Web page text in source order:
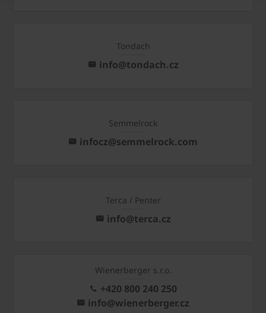
Tondach
info@tondach.cz
Semmelrock
infocz@semmelrock.com
Terca / Penter
info@terca.cz
Wienerberger s.r.o.
+420 800 240 250
info@wienerberger.cz